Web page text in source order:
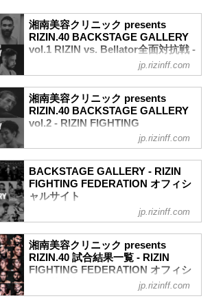
湘南美容クリニック presents
RIZIN.40 BACKSTAGE GALLERY
vol.1 RIZIN vs. Bellator全面対抗戦 -
RIZIN FIGHTING FEDERATION オ
フィシャルサイト
戦いの裏側で選手が見せる真実の素顔を
収めた「BACKSTAGE GALLERY」
第1試合～第10試合までのvol.2はこち
第15試合／ホベルト・サトシ・ソウザ
vs. AJ・マッキー
AJ・マッキー7
ホベルト・サトシ・ソウザ7
第14試合／クレベル・コイケ vs. パトリ
パトリシオ・ピットブル5
クレベル・コイケ6
第13試合／扇久保博正 vs. 堀口恭司
堀口恭司6
扇久保博正5
第12試合／キム・スーチョル vs. フア
jp.rizinff.com
湘南美容クリニック presents
RIZIN.40 BACKSTAGE GALLERY
vol.2 - RIZIN FIGHTING
FEDERATION オフィシャルサイト
収めた「BACKSTAGE GALLERY」
第11試合〜第15試合までのvol.1（RIZIN
vs. Bellator全面対抗戦）はこちら！
パク・シウ3
第9試合／井上直樹 vs. 瀧澤謙太
井上直樹3
瀧澤謙太3
第8試合／スダリオ剛 vs. ジュニア・タフ
ァ
jp.rizinff.com
BACKSTAGE GALLERY - RIZIN
FIGHTING FEDERATION オフィシ
ャルサイト
BACKSTAGE GALLERY の記事一覧 - 格
「RIZIN FIGHTING FEDERATION」（ラ
イジン ファイティング フェデレーショ
ン）の情報・加盟団体について発信して
jp.rizinff.com
湘南美容クリニック presents
RIZIN.40 試合結果一覧 - RIZIN
FIGHTING FEDERATION オフィシ
jp.rizinff.com